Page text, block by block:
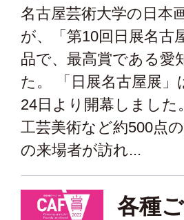
名古屋芸術大学の日本
が、「第10回日展名古
品で、最高賞である愛
た。 「日展名古屋展
24日より開幕しました
工芸美術など約500点
の来場者が訪れ...
各種